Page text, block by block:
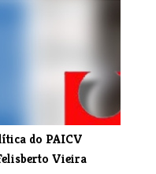
do PAICV
Vieira